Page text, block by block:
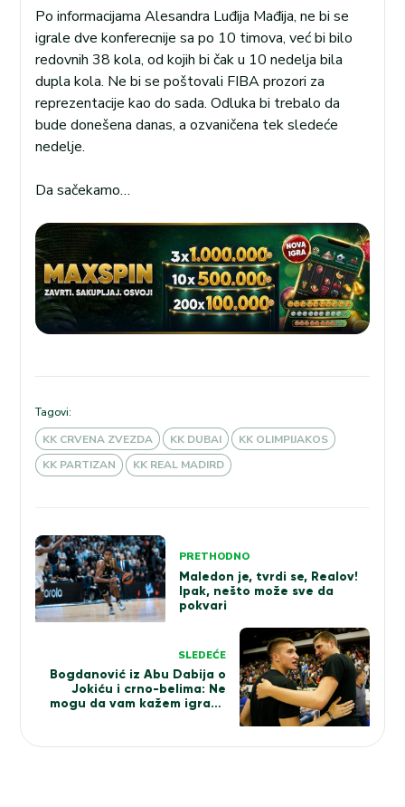
Po informacijama Alesandra Luđija Mađija, ne bi se
igrale dve konferecnije sa po 10 timova, već bi bilo
redovnih 38 kola, od kojih bi čak u 10 nedelja bila
dupla kola. Ne bi se poštovali FIBA prozori za
reprezentacije kao do sada. Odluka bi trebalo da
bude donešena danas, a ozvaničena tek sledeće
nedelje.
Da sačekamo…
Tagovi:
KK CRVENA ZVEZDA
KK DUBAI
KK OLIMPIJAKOS
KK PARTIZAN
KK REAL MADIRD
Kretanje
članka
PRETHODNO
Maledon je, tvrdi se, Realov!
Ipak, nešto može sve da
pokvari
SLEDEĆE
Bogdanović iz Abu Dabija o
Jokiću i crno-belima: Ne
mogu da vam kažem igraće